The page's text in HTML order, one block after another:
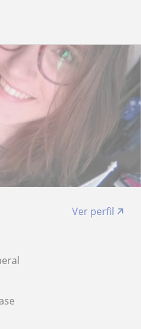
Ver perfil